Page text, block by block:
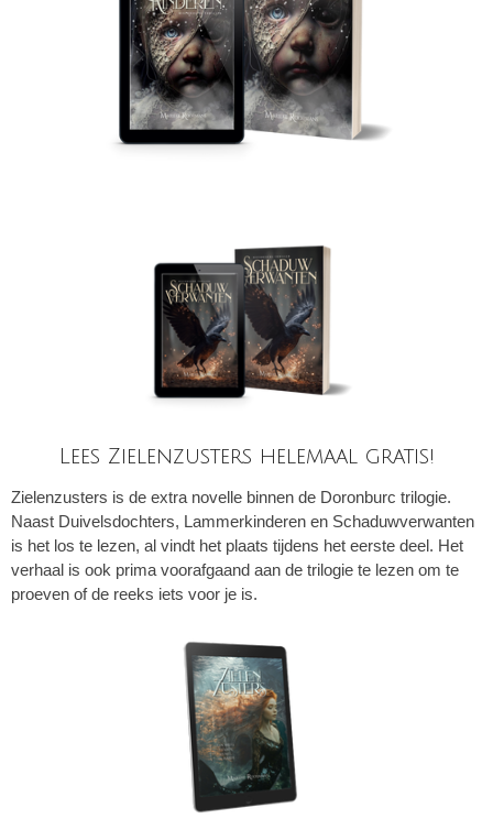
Lees Zielenzusters helemaal gratis!
Zielenzusters is de extra novelle binnen de Doronburc trilogie.
Naast Duivelsdochters, Lammerkinderen en Schaduwverwanten
is het los te lezen, al vindt het plaats tijdens het eerste deel. Het
verhaal is ook prima voorafgaand aan de trilogie te lezen om te
proeven of de reeks iets voor je is.